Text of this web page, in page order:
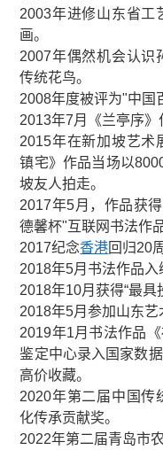
2003年进修山东省工
画。
2007年偶然机会认识
传统花鸟。
2008年度被评为"中国
2013年7月《兰亭序》
2015年在新加坡艺术
镇宅》作品当场以
坡友人拍走。
2017年5月，作品获
德馨杯"互联网书法作
2017纪念香港回归20
2018年5月书法作品入
2018年10月获得“最具
2018年5月参加山东艺
2019年1月书法作品
鉴定中心录入国家数
高价收藏。
2020年第二届中国传
化传承贡献奖。
2022年第二届青岛市